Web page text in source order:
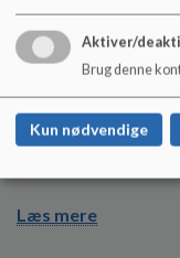
Apple
Birkerød Skole
2019 udnævnt til
Læs mere
Aktiver/
Brug denne
Kun nødvendige